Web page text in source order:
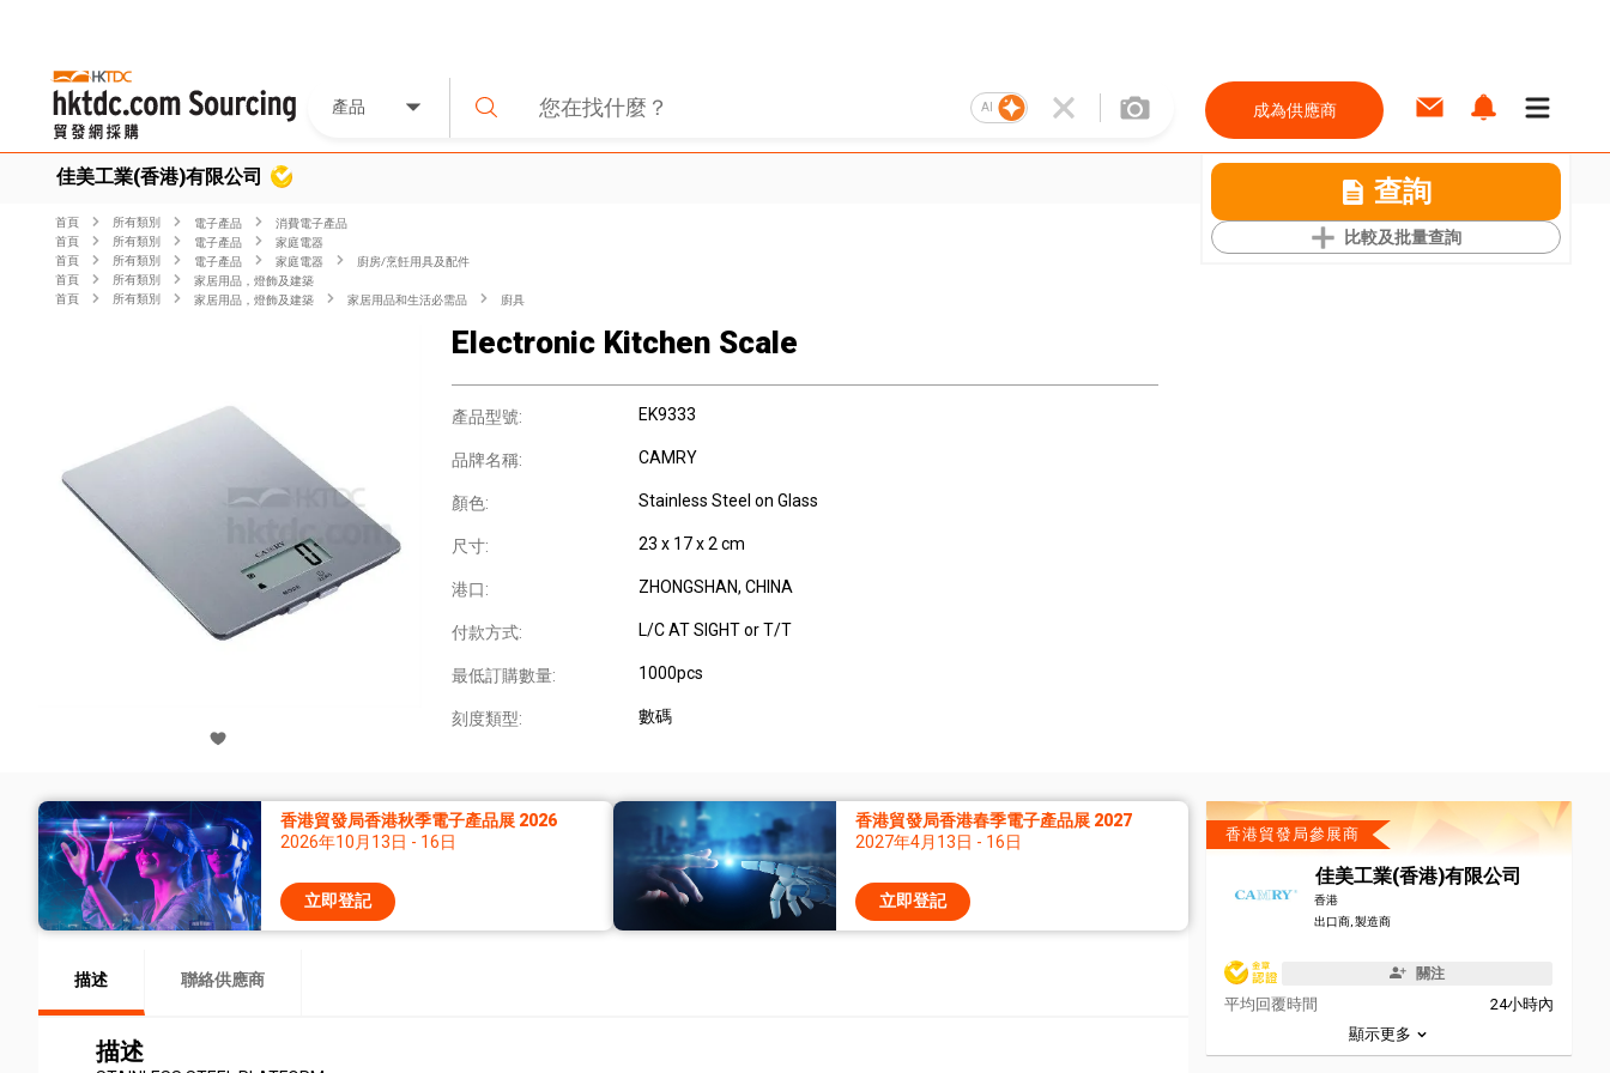
產品 AI 成為供應商
佳美工業(香港)有限公司 查詢
比較及批量查詢
首頁 所有類別 電子產品
消費電子產品
首頁
所有類別 電子產品
家庭電器
首頁
所有類別 電子產品 家庭電器
廚房/烹飪用具及配件
首頁
所有類別
家居用品，燈飾及建築
首頁
所有類別 家居用品，燈飾及建築 家居用品和生活必需品 廚具
Electronic Kitchen Scale
產品型號: EK9333
品牌名稱: CAMRY
顏色: Stainless Steel on Glass
尺寸: 23 x 17 x 2 cm
港口: ZHONGSHAN, CHINA
付款方式: L/C AT SIGHT or T/T
最低訂購數量: 1000pcs
刻度類型: 數碼
香港貿發局香港秋季電子產品展 2026
2026年10月13日 - 16日
立即登記
香港貿發局香港春季電子產品展 2027
2027年4月13日 - 16日
立即登記
描述 聯絡供應商
描述
香港貿發局參展商
佳美工業(香港)有限公司
香港
出口商, 製造商
關注
平均回覆時間
24小時內
顯示更多